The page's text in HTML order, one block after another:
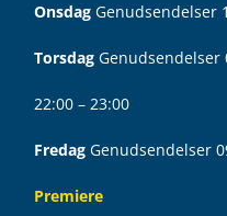
Onsdag Genudsendelser
Torsdag Genudsendelser
22:00 – 23:00
Fredag Genudsendelser
Premiere